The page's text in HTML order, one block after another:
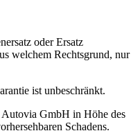
oder Ersatz
welchem Rechtsgrund, nur
ist unbeschränkt.
GmbH in Höhe des
Schadens.